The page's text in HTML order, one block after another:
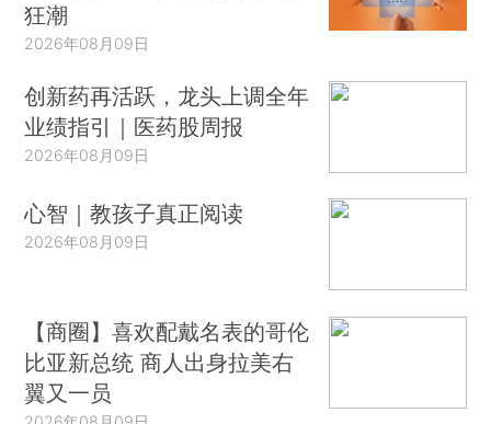
狂潮
2026年08月09日
创新药再活跃，龙头上调全年
业绩指引｜医药股周报
2026年08月09日
心智｜教孩子真正阅读
2026年08月09日
【商圈】喜欢配戴名表的哥伦
比亚新总统 商人出身拉美右
翼又一员